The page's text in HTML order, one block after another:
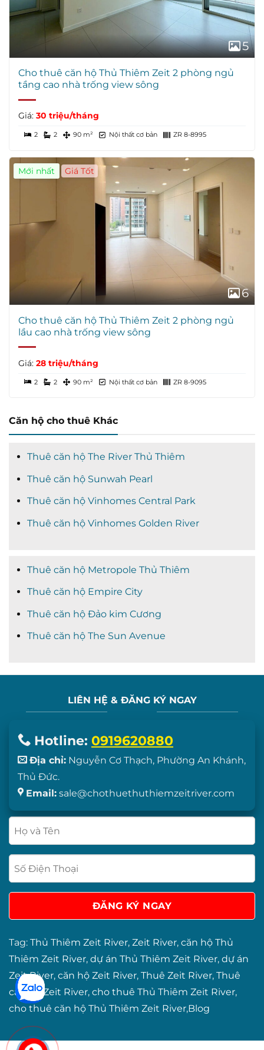
5
Cho thuê căn hộ Thủ Thiêm Zeit 2 phòng ngủ
tầng cao nhà trống view sông
Giá: 30 triệu/tháng
2 2 90 m² Nội thất cơ bản ZR 8-8995
Mới nhất Giá Tốt
6
Cho thuê căn hộ Thủ Thiêm Zeit 2 phòng ngủ
lầu cao nhà trống view sông
Giá: 28 triệu/tháng
2 2 90 m² Nội thất cơ bản ZR 8-9095
Căn hộ cho thuê Khác
Thuê căn hộ The River Thủ Thiêm
Thuê căn hộ Sunwah Pearl
Thuê căn hộ Vinhomes Central Park
Thuê căn hộ Vinhomes Golden River
Thuê căn hộ Metropole Thủ Thiêm
Thuê căn hộ Empire City
Thuê căn hộ Đảo kim Cương
Thuê căn hộ The Sun Avenue
LIÊN HỆ & ĐĂNG KÝ NGAY
Hotline: 0919620880
Địa chỉ: Nguyễn Cơ Thạch, Phường An Khánh,
Thủ Đức.
Email: sale@chothuethuthiemzeitriver.com
Tag: Thủ Thiêm Zeit River, Zeit River, căn hộ Thủ
Thiêm Zeit River, dự án Thủ Thiêm Zeit River, dự án
Zeit River, căn hộ Zeit River, Thuê Zeit River, Thuê
căn hộ Zeit River, cho thuê Thủ Thiêm Zeit River,
cho thuê căn hộ Thủ Thiêm Zeit River,Blog